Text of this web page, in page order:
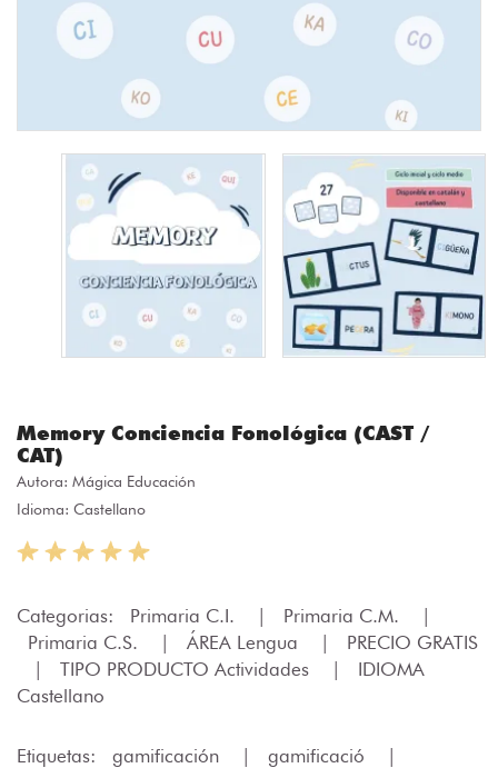
Memory Conciencia Fonológica (CAST /
CAT)
Autora: Mágica Educación
Idioma: Castellano
Categorias: Primaria C.I. | Primaria C.M.
|
Primaria C.S.
| ÁREA Lengua |
PRECIO GRATIS
|
TIPO PRODUCTO Actividades |
IDIOMA
Castellano
Etiquetas: gamificación | gamificació
|